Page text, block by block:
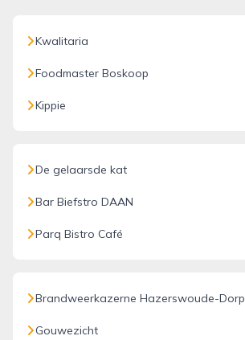
Kwalitaria
Foodmaster Boskoop
Kippie
De gelaarsde kat
Bar Biefstro DAAN
Parq Bistro Café
Brandweerkazerne Hazerswoude-Dorp
Gouwezicht